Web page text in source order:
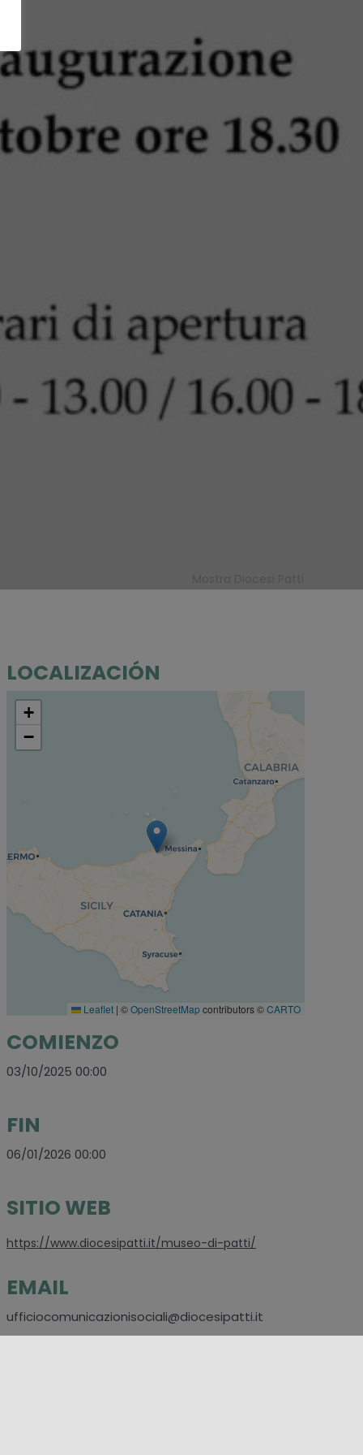
LOCALIZACIÓN
+
−
Leaflet | ©OpenStreetMapcontributors ©CARTO
COMIENZO
03/10/2025 00:00
FIN
06/01/2026 00:00
SITIO WEB
https://www.diocesipatti.it/museo-di-patti/
EMAIL
ufficiocomunicazionisociali@diocesipatti.it